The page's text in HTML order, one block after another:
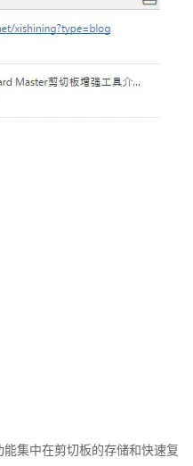
集中在剪切板的存储和快速复